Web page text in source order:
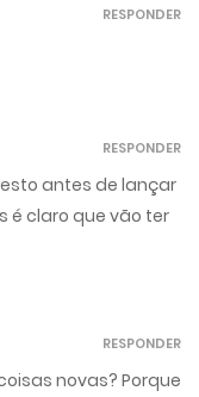
RESPONDER
antes de lançar
é claro que vão ter
RESPONDER
novas? Porque
RESPONDER